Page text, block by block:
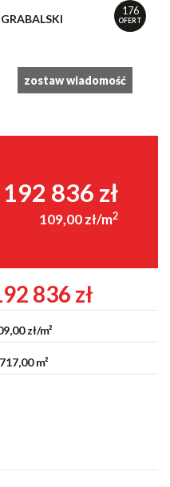
176
OFERT
GRABALSKI
zostaw wiadomość
192 836 zł
109,00 zł/m2
836 zł
zł/m²
m²